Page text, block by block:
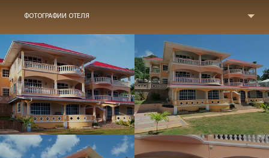
ФОТОГРАФИИ ОТЕЛЯ